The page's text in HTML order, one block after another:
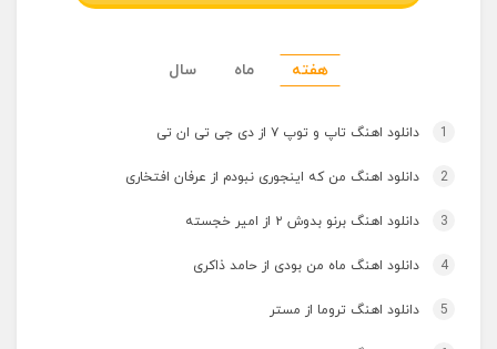
هفته ماه سال
1 دانلود اهنگ تاپ و توپ ۷ از دی جی تی ان تی
2 دانلود اهنگ من که اینجوری نبودم از عرفان افتخاری
3 دانلود اهنگ برنو بدوش ۲ از امیر خجسته
4 دانلود اهنگ ماه من بودی از حامد ذاکری
5 دانلود اهنگ تروما از مستر